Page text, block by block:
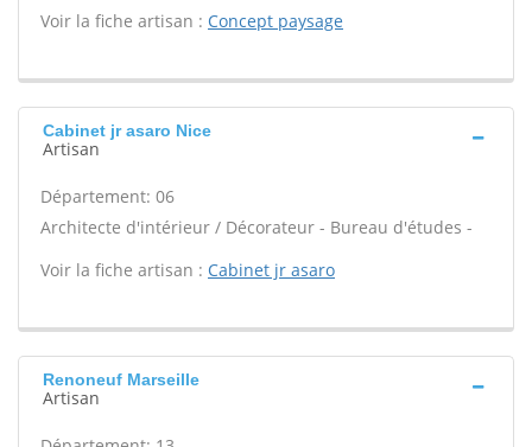
Voir la fiche artisan : Concept paysage
Cabinet jr asaro Nice
Artisan
Département: 06
Architecte d'intérieur / Décorateur - Bureau d'études -
Voir la fiche artisan : Cabinet jr asaro
Renoneuf Marseille
Artisan